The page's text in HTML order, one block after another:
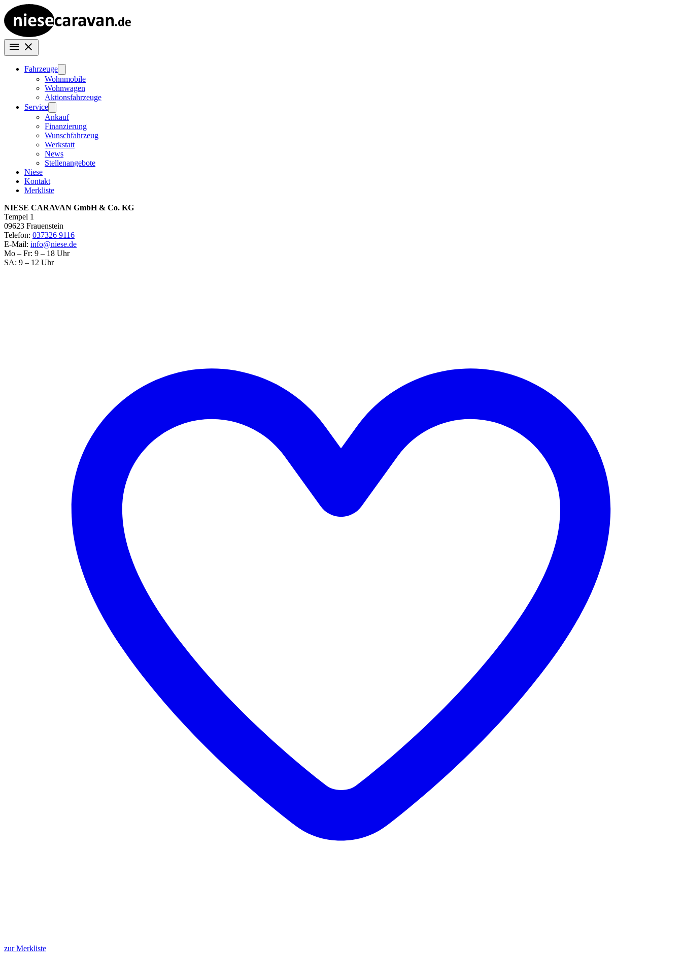
Fahrzeuge
Wohnmobile
Wohnwagen
Aktionsfahrzeuge
Service
Ankauf
Finanzierung
Wunschfahrzeug
Werkstatt
News
Stellenangebote
Niese
Kontakt
Merkliste
NIESE CARAVAN GmbH & Co. KG
Tempel 1
09623 Frauenstein
Telefon: 037326 9116
E-Mail: info@niese.de
Mo – Fr: 9 – 18 Uhr
SA: 9 – 12 Uhr
zur Merkliste